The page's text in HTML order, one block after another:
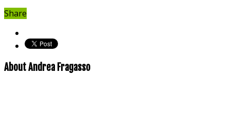
Share
About Andrea Fragasso